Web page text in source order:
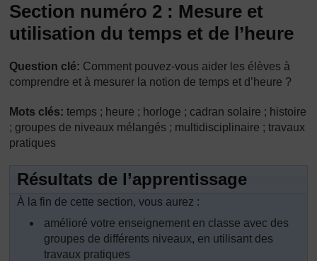
Section numéro 2 : Mesure et
utilisation du temps et de l’heure
Question clé: Comment pouvez-vous aider les élèves à
comprendre et à mesurer la notion de temps et d’heure ?
Mots clés: temps ; heure ; horloge ; cadran solaire ; histoire
; groupes de niveaux mélangés ; multidisciplinaire ; travaux
pratiques
Résultats de l’apprentissage
À la fin de cette section, vous aurez :
amélioré votre enseignement en classe avec des
groupes de différents niveaux, en utilisant des
travaux pratiques